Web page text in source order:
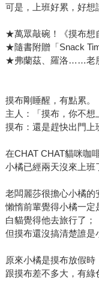
可是，上班好累，好
★萬眾敲碗！《摸布想
★隨書附贈「Snack
★弗蘭茲、羅洛……老
摸布剛睡醒，有點累。
主人：「摸布，你不想
摸布：還是趕快出門上
在CHAT CHAT貓咪咖
小橘已經兩天沒來上班
老闆麗莎很擔心小橘的
懶惰前輩覺得小橘一定
白貓覺得他去旅行了；
但摸布還沒搞清楚誰是
原來小橘是摸布放假時
跟摸布差不多大，有綠